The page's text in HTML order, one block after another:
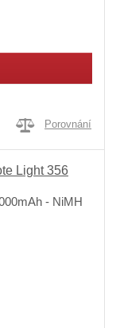
Porovnání
Light 356